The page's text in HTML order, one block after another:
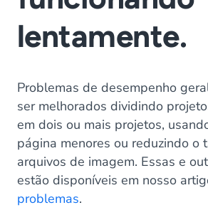
lentamente.
Problemas de desempenho
ser melhorados dividindo
em dois ou mais projetos,
página menores ou reduzindo o
arquivos de imagem. Essas e
estão disponíveis em nosso
problemas.